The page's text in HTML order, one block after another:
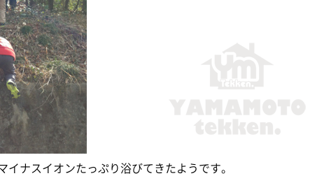
イナスイオンたっぷり浴びてきたようです。